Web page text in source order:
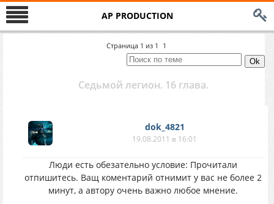
AP PRODUCTION
Страница 1 из 1 1
Седьмой легион. 16 глава.
dok_4821
19.08.2011 в 16:01
Люди есть обезательно условие: Прочитали
отпишитесь. Ващ коментарий отнимит у вас не более 2
минут, а автору очень важно любое мнение.